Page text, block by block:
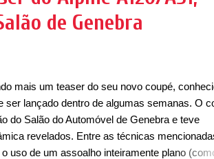
eixos de 2,74 metros. Considerado um dos
de Genebra
mais um teaser do seu novo coupé,
ser lançado dentro de algumas semanas. O
do Salão do Automóvel de Genebra e teve
revelados. Entre as técnicas
uso de um assoalho inteiramente plano